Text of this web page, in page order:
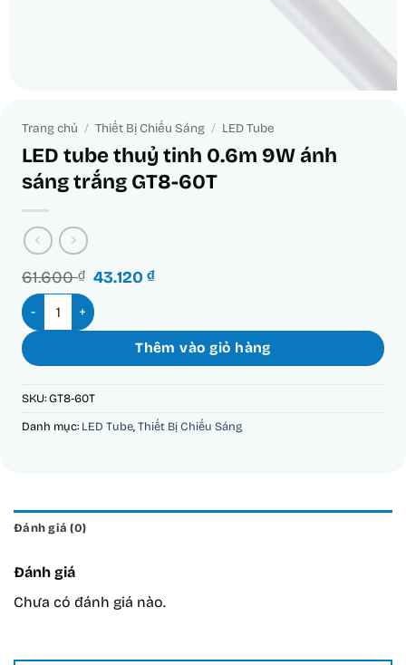
Trang chủ / Thiết Bị Chiếu Sáng / LED Tube
LED tube thuỷ tinh 0.6m 9W ánh
sáng trắng GT8-60T
61.600₫ Giá
là:
61.600 ₫.
43.120₫Giá
là:
43.120 ₫.
LED tube thuỷ tinh 0.6m 9W ánh sáng trắng GT8-60T số lượng
Thêm vào giỏ hàng
SKU: GT8-60T
Danh mục: LED Tube, Thiết Bị Chiếu Sáng
Đánh giá (0)
Đánh giá
Chưa có đánh giá nào.